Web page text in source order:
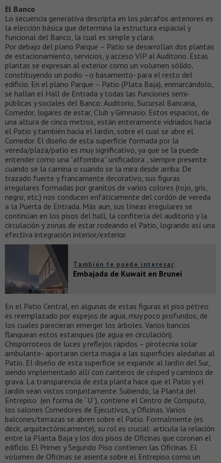
El Banco
Lo secuencia generativa descripta en los párrafos anteriores es
la elección básica que determina la estructura espacial y
funcional del Banco, la cual es simple y clara:
Por debajo del plano Parque – Patio se desarrollan dos plantas
de estacionamiento, servicios, y acceso VIP al Auditorio. Estas
plantas se expresan al exterior como un volumen sólido,
constituyendo un podio –o basamento- para el resto del
edificio. En el plano Parque – Patio (Plata Baja), enmarcándolo,
se hallan el Hall de Entrada y todas las funciones semi-
públicas y sociales del Banco: Auditorio, Sucursal Bancaria,
Comedor, lugares de estar, Club y Gimnasio. Estos espacios, de
una altura de cinco metros, están enteramente vidriados hacia
el Patio y también hacia el Jardín, sobre el cual se abre el
Comedor. El diseño de esta superficie formada por la
vereda/plaza/patio es muy significativo, ya que se la puede
entender como una “alfombra” unificadora , siempre presente
cuando se la camina o cuando se la mira desde arriba. De
trazado fuerte y francamente decorativo, sus figuras
irregulares formadas por granitos de varios colores (rojo, gris,
negro, etc.) nos conducen enfáticamente del cordón de vereda
a la Puerta de Entrada. Más aun, sus líneas irregulares se
continúan en los pisos del hall, la confitería del auditorio y la
circulación y zonas de estar rodeando el Patio, logrando así una
efectiva integración interior/exterior.
También te puede interesar
Embajada de Kuwait en Brunei
En el Patio Central, en algunas de estas figuras el piso pétreo
es reemplazado por espejos de agua, muy poco profundos, de
los cuales parecieran emerger los árboles. Varios bancos
flanquean estos estanques (de agua en circulación).
Chisporroteos de luces y reflejos rápidos – pirotecnia solar
ambulante- aportaran cierta magia a las superficies aledañas al
Patio. El diseño de esta superficie se expande al Jardín del Sur,
siendo implementado allí con canteros de césped y caminos de
grava. La transparencia de esta planta hace que el Patio y el
Jardín sean vistos conjuntamente. Subiendo, la Planta del
Entrepiso (en forma de “U”), contiene el Centro de Computo,
los salones Comedores de Ejecutivos, y Oficinas. Varios
balcones/terrazas se abren sobre el Patio. Formalmente (es
decir, arquitectónicamente), su rol es crucial: articula la relación
entre la Planta Baja y los dos pisos de Oficinas que coronan el
edificio. El Primer y Segundo Piso contienen las Oficinas. El
volumen de Oficinas se asienta sobre el Entrepiso como un